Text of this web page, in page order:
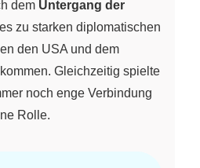
dem Untergang der
zu starken diplomatischen
den USA und dem
Gleichzeitig spielte
noch enge Verbindung
Rolle.